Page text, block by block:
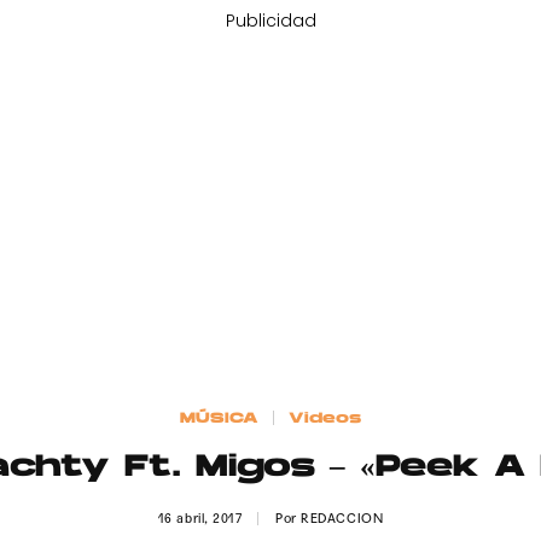
Publicidad
MÚSICA Videos
Ft. Migos – «Peek A
16 abril, 2017 PorREDACCION